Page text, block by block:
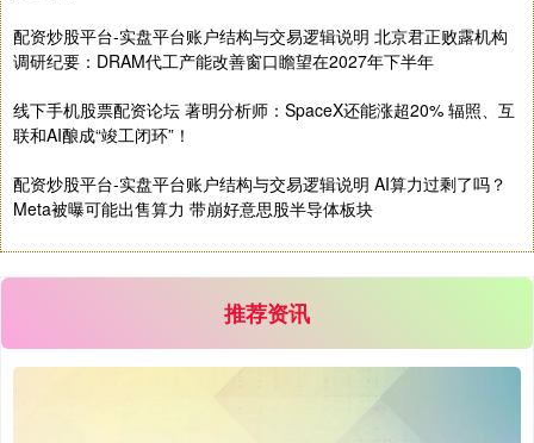
配资炒股平台-实盘平台账户结构与交易逻辑说明 北京君正败露机构
调研纪要：DRAM代工产能改善窗口瞻望在2027年下半年
线下手机股票配资论坛 著明分析师：SpaceX还能涨超20% 辐照、互
联和AI酿成“竣工闭环”！
配资炒股平台-实盘平台账户结构与交易逻辑说明 AI算力过剩了吗？
Meta被曝可能出售算力 带崩好意思股半导体板块
推荐资讯